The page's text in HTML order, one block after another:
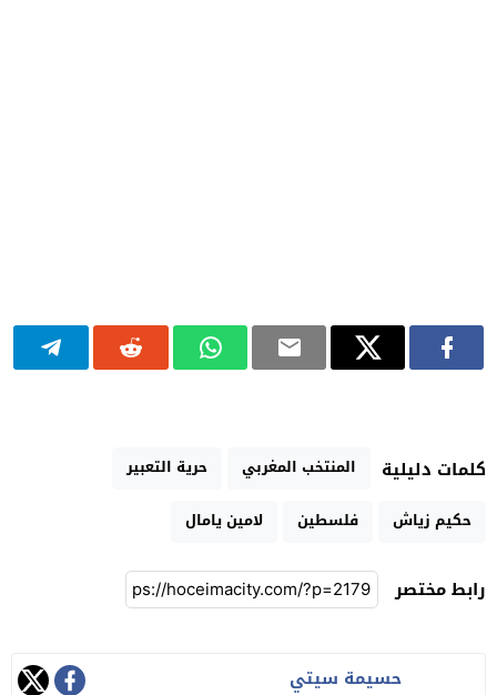
كلمات دليلية المنتخب المغربي
حرية التعبير
حكيم زياش
فلسطين لامين يامال
رابط مختصر
حسيمة سيتي